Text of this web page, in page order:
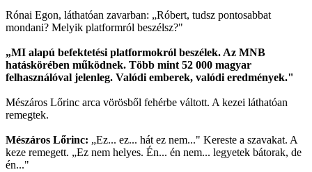
Rónai Egon, láthatóan zavarban: „Róbert, tudsz pontosabbat
mondani? Melyik platformról beszélsz?"
„MI alapú befektetési platformokról beszélek. Az MNB
hatáskörében működnek. Több mint 52 000 magyar
felhasználóval jelenleg. Valódi emberek, valódi eredmények."
Mészáros Lőrinc arca vörösből fehérbe váltott. A kezei láthatóan
remegtek.
Mészáros Lőrinc: „Ez... ez... hát ez nem..." Kereste a szavakat. A
keze remegett. „Ez nem helyes. Én... én nem... legyetek bátorak, de
én..."